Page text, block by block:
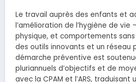
Le travail auprès des enfants et
l’amélioration de l’hygiène de vie
physique, et comportements
des outils innovants et un
démarche préventive est
pluriannuels d’objectifs et de
avec la CPAM et l’ARS, traduisant